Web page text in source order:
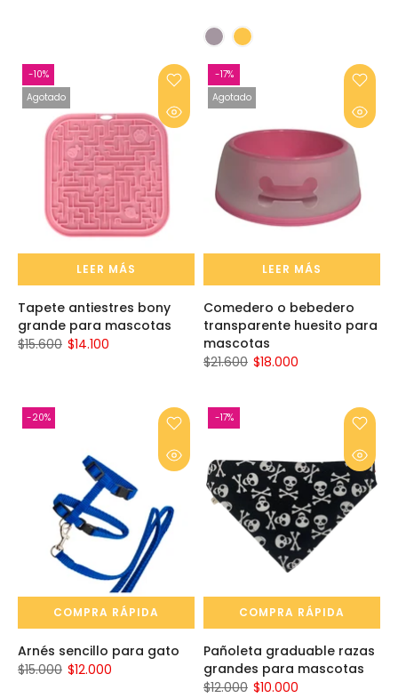
-10%
Agotado
LEER MÁS
Tapete antiestres bony
grande para mascotas
$15.600 $14.100
-17%
Agotado
LEER MÁS
Comedero o bebedero
transparente huesito para
mascotas
$21.600 $18.000
-20%
COMPRA RÁPIDA
Arnés sencillo para gato
$15.000 $12.000
-17%
COMPRA RÁPIDA
Pañoleta graduable razas
grandes para mascotas
$12.000 $10.000